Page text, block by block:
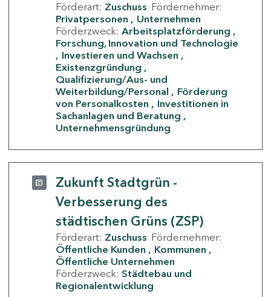
Förderart: Zuschuss Fördernehmer:
Privatpersonen
Unternehmen
Förderzweck: Arbeitsplatzförderung
Forschung, Innovation und Technologie
Investieren und Wachsen
Existenzgründung
Qualifizierung/Aus- und
Weiterbildung/Personal
Förderung
von Personalkosten
Investitionen in
Sachanlagen und Beratung
Unternehmensgründung
Zukunft Stadtgrün -
Verbesserung des
städtischen Grüns (ZSP)
Förderart: Zuschuss Fördernehmer:
Öffentliche Kunden
Kommunen
Öffentliche Unternehmen
Förderzweck: Städtebau und
Regionalentwicklung